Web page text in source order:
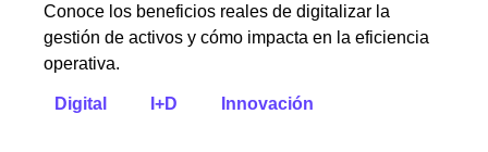
Conoce los beneficios reales de digitalizar la
gestión de activos y cómo impacta en la eficiencia
operativa.
Digital I+D Innovación